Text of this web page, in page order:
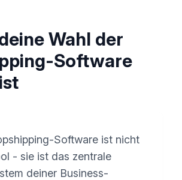
Wahl der
Software
Software ist nicht
- sie ist das zentrale
deiner Business-